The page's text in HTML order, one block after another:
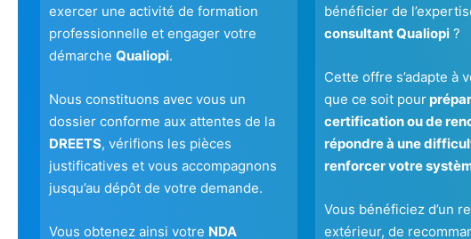
exercer une activité de formation
professionnelle et engager votre
démarche Qualiopi.
Nous constituons avec vous un
dossier conforme aux attentes de la
DREETS, vérifions les pièces
justificatives et vous accompagnons
jusqu’au dépôt de votre demande.
Vous obtenez ainsi votre NDA
bénéficier de
consultant Qualiopi?
Cette offre s’adapte à
que ce soit pour
certification ou de
répondre à une
renforcer votre
Vous bénéficiez d’un
extérieur, de